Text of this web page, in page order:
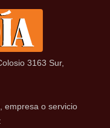
3163 Sur,
empresa o servicio